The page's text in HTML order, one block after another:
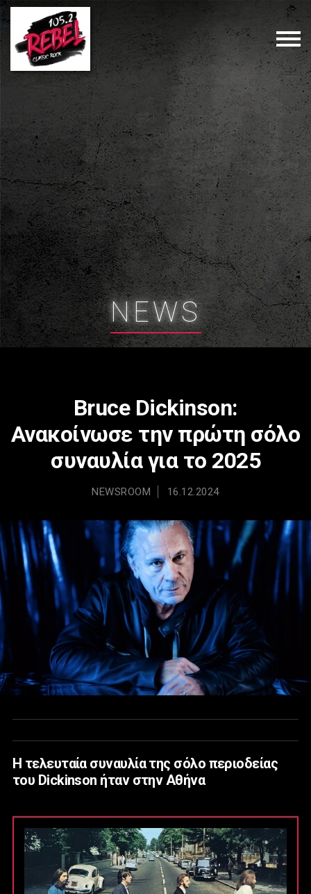
NEWS
Bruce Dickinson:
Ανακοίνωσε την πρώτη σόλο
συναυλία για το 2025
NEWSROOM 16.12.2024
Η τελευταία συναυλία της σόλο περιοδείας
του Dickinson ήταν στην Αθήνα